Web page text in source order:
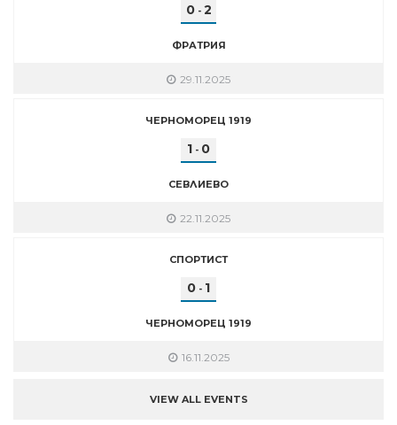
0- 2
ФРАТРИЯ
29.11.2025
ЧЕРНОМОРЕЦ 1919
1 - 0
СЕВЛИЕВО
22.11.2025
СПОРТИСТ
0 - 1
ЧЕРНОМОРЕЦ 1919
16.11.2025
VIEW ALL EVENTS